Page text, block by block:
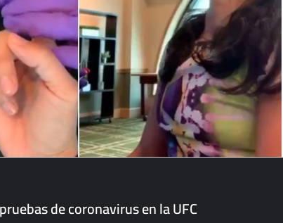
de coronavirus en la UFC